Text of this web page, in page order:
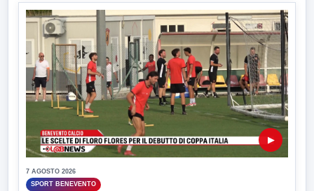
▶
7 AGOSTO 2026
SPORT BENEVENTO